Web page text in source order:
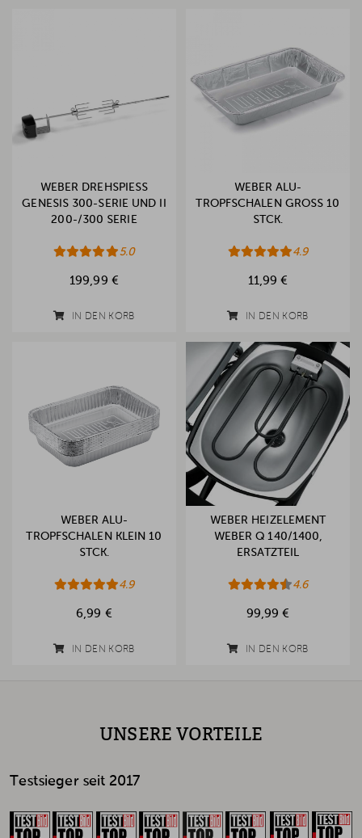
WEBER DREHSPIESS G
ENESIS 300-SERIE UND II 2
00-/300 SERIE
5.0
199,99 €
IN DEN KORB
WEBER ALU-
TROPFSCHALEN GROSS 10 S
TCK.
4.9
11,99 €
IN DEN KORB
WEBER ALU-
TROPFSCHALEN KLEIN 10
STCK.
4.9
6,99 €
IN DEN KORB
WEBER HEIZELEMENT
WEBER Q 140/1400,
ERSATZTEIL
4.6
99,99 €
IN DEN KORB
UNSERE VORTEILE
Testsieger seit 2017